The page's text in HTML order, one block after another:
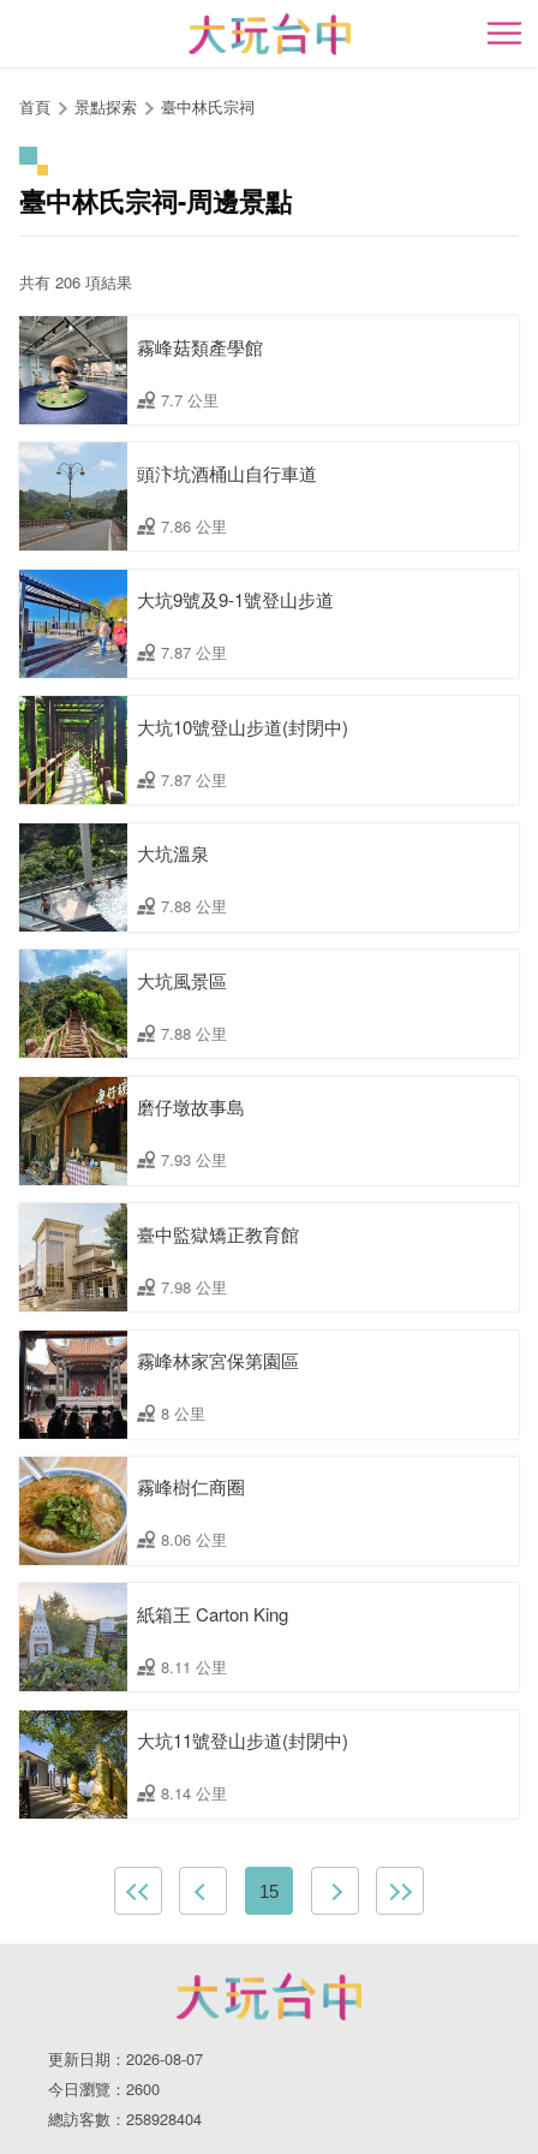
開
首頁 景點探索 臺中林氏宗祠
臺中林氏宗祠-周邊景點
共有 206 項結果
霧峰菇類產學館
7.7 公里
頭汴坑酒桶山自行車道
7.86 公里
大坑9號及9-1號登山步道
7.87 公里
大坑10號登山步道(封閉中)
7.87 公里
大坑溫泉
7.88 公里
大坑風景區
7.88 公里
磨仔墩故事島
7.93 公里
臺中監獄矯正教育館
7.98 公里
霧峰林家宮保第園區
8 公里
霧峰樹仁商圈
8.06 公里
紙箱王 Carton King
8.11 公里
大坑11號登山步道(封閉中)
8.14 公里
15
更新日期：2026-08-07
今日瀏覽：2600
總訪客數：258928404